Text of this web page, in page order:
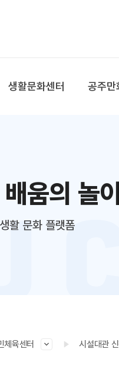
생활문화센터 공주만
움의 놀
활 문화 플랫폼
체육센터 시설대관